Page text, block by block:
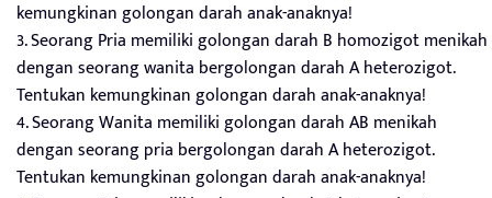
kemungkinan golongan darah anak-anaknya!
3. Seorang Pria memiliki golongan darah B homozigot menikah
dengan seorang wanita bergolongan darah A heterozigot.
Tentukan kemungkinan golongan darah anak-anaknya!
4. Seorang Wanita memiliki golongan darah AB menikah
dengan seorang pria bergolongan darah A heterozigot.
Tentukan kemungkinan golongan darah anak-anaknya!